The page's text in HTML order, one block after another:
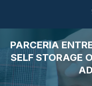
PARCERIA
SELF STORAGE